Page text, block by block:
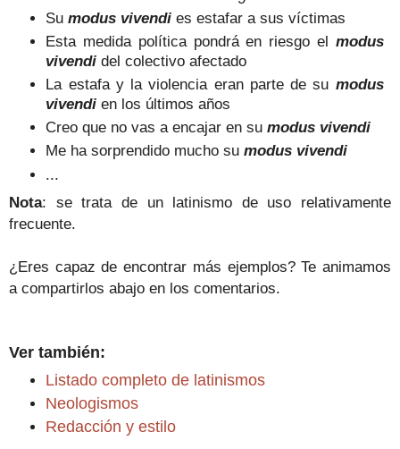
Sumodus vivendi es estafar a sus víctimas
Esta medida política pondrá en riesgo el modus
vivendi del colectivo afectado
La estafa y la violencia eran parte de su modus
vivendi en los últimos años
Creo que no vas a encajar en sumodus vivendi
Me ha sorprendido mucho sumodus vivendi
Nota: se trata de un latinismo de uso relativamente
frecuente.
¿Eres capaz de encontrar más ejemplos? Te animamos
a compartirlos abajo en los comentarios.
Ver también:
Listado completo de latinismos
Neologismos
Redacción y estilo